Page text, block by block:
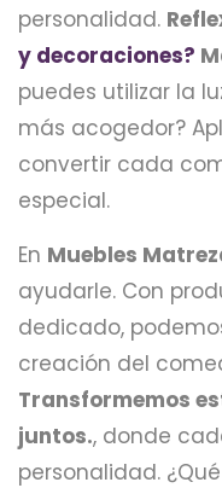
personalidad.
y decoraciones?
puedes utilizar la
más acogedor?
convertir cada
especial.
En Muebles
ayudarle. Con
dedicado,
creación del
Transformemos
juntos., donde
personalidad.